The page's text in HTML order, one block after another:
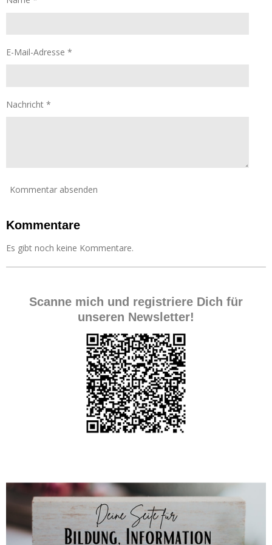
E-Mail-Adresse *
Nachricht *
Kommentar absenden
Kommentare
Es gibt noch keine Kommentare.
Scanne mich und registriere Dich für
unseren Newsletter!